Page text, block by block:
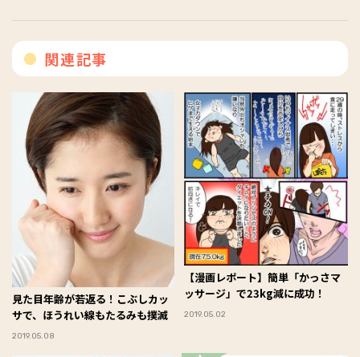
関連記事
見た目年齢が若返る！こぶしカッ
サで、ほうれい線もたるみも撲滅
2019.05.08
【漫画レポート】簡単「かっさマ
ッサージ」で23kg減に成功！
2019.05.02